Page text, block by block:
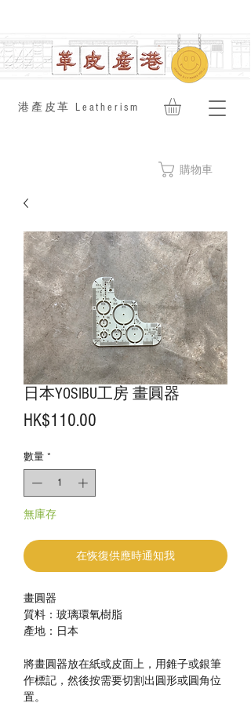
​港產皮革 Leatherism
購物車
日本YOSIBU工房 畫圓器
HK$110.00
數量 *
無庫存
在恢復供應時通知我
畫圓器
質料：玻璃環氧樹脂
產地：日本
將畫圓器放在紙或皮面上，用錐子或銀筆
作標記，然後按需要切割出圓形或圓角位
置。